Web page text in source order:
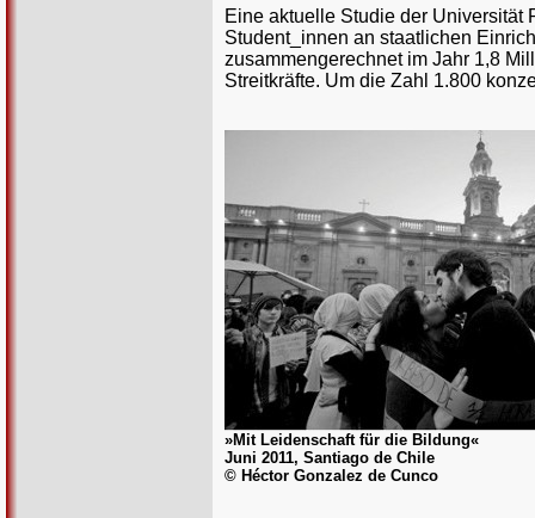
Eine aktuelle Studie der Universität
Student_innen an staatlichen
zusammengerechnet im Jahr 1,8
Streitkräfte. Um die Zahl 1.800
»Mit Leidenschaft für die Bildung«
Juni 2011, Santiago de Chile
© Héctor Gonzalez de Cunco